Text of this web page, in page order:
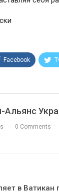
Facebook
Альянс
0 Comments
в Ватикан